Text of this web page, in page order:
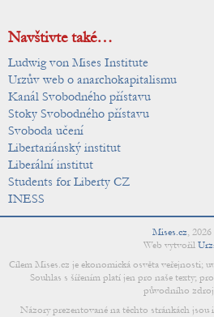
Navštivte také…
Ludwig von Mises Institute
Urzův web o anarchokapitalismu
Kanál Svobodného přístavu
Stoky Svobodného přístavu
Svoboda učení
Libertariánský institut
Liberální institut
Students for Liberty CZ
INESS
Mises.cz, 2026
Web vytvořil
Cílem Mises.cz je ekonomická osvěta veřejnosti;
Souhlas s šířením platí jen pro naše texty;
původního
Názory prezentované na těchto stránkách